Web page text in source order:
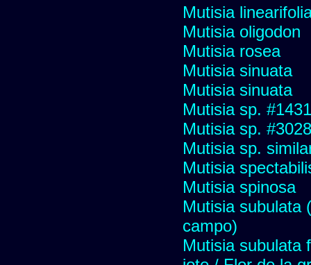
Mutisia
Mutisia oligodon
Mutisia rosea
Mutisia sinuata
Mutisia sinuata
Mutisia sp. #1431
Mutisia sp. #3028
Mutisia sp.
Mutisia
Mutisia spinosa
Mutisia subulata
campo)
Mutisia subulata